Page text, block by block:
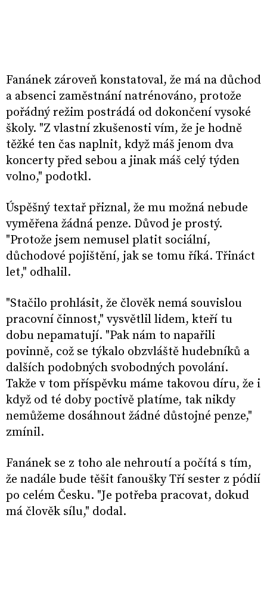
Fanánek zároveň konstatoval, že má na důchod
a absenci zaměstnání natrénováno, protože
pořádný režim postrádá od dokončení vysoké
školy. "Z vlastní zkušenosti vím, že je hodně
těžké ten čas naplnit, když máš jenom dva
koncerty před sebou a jinak máš celý týden
volno," podotkl.
Úspěšný textař přiznal, že mu možná nebude
vyměřena žádná penze. Důvod je prostý.
"Protože jsem nemusel platit sociální,
důchodové pojištění, jak se tomu říká. Třináct
let," odhalil.
"Stačilo prohlásit, že člověk nemá souvislou
pracovní činnost," vysvětlil lidem, kteří tu
dobu nepamatují. "Pak nám to napařili
povinně, což se týkalo obzvláště hudebníků a
dalších podobných svobodných povolání.
Takže v tom příspěvku máme takovou díru, že i
když od té doby poctivě platíme, tak nikdy
nemůžeme dosáhnout žádné důstojné penze,"
zmínil.
Fanánek se z toho ale nehroutí a počítá s tím,
že nadále bude těšit fanoušky Tří sester z pódií
po celém Česku. "Je potřeba pracovat, dokud
má člověk sílu," dodal.